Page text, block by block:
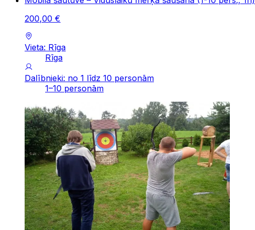
200,00 €
Vieta: Rīga
Rīga
Dalībnieki: no 1 līdz 10 personām
1–10 personām